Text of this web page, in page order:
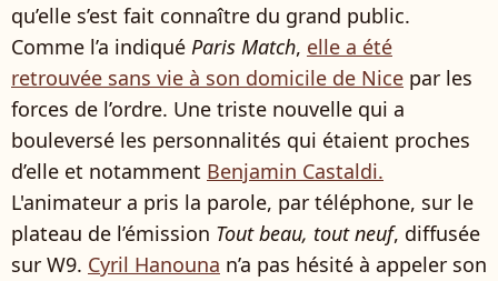
qu’elle s’est fait connaître du grand public.
Comme l’a indiqué Paris Match, elle a été
retrouvée sans vie à son domicile de Nice par les
forces de l’ordre. Une triste nouvelle qui a
bouleversé les personnalités qui étaient proches
d’elle et notamment Benjamin Castaldi.
L'animateur a pris la parole, par téléphone, sur le
plateau de l’émission Tout beau, tout neuf, diffusée
sur W9. Cyril Hanouna n’a pas hésité à appeler son